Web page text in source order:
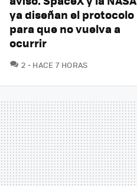
ya diseñan el protocolo
para que no vuelva a
ocurrir
2 COMENTARIOS
HACE 7 HORAS